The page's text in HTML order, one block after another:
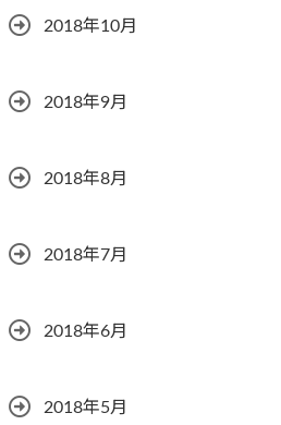
2018年10月
2018年9月
2018年8月
2018年7月
2018年6月
2018年5月